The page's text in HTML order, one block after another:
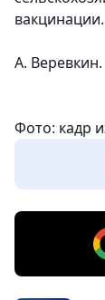
вакцинации.
А. Веревкин.
Фото: кадр